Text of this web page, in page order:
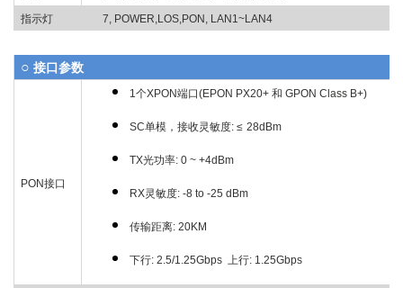
指示灯
7, POWER,LOS,PON, LAN1~LAN4
○ 接口参数
PON接口
1个XPON端口(EPON PX20+ 和 GPON Class B+)
SC单模， 接收灵敏度: ≤ 28dBm
TX光功率: 0 ~ +4dBm
RX灵敏度: -8 to -25 dBm
传输距离: 20KM
下行: 2.5/1.25Gbps 上行: 1.25Gbps